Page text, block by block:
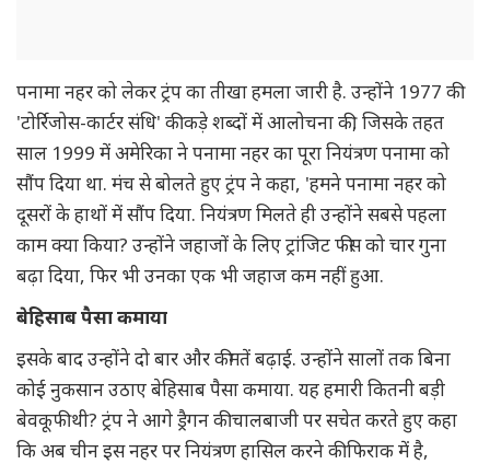
पनामा नहर को लेकर ट्रंप का तीखा हमला जारी है. उन्होंने 1977 की
'टोर्रिजोस-कार्टर संधि' की कड़े शब्दों में आलोचना की, जिसके तहत
साल 1999 में अमेरिका ने पनामा नहर का पूरा नियंत्रण पनामा को
सौंप दिया था. मंच से बोलते हुए ट्रंप ने कहा, 'हमने पनामा नहर को
दूसरों के हाथों में सौंप दिया. नियंत्रण मिलते ही उन्होंने सबसे पहला
काम क्या किया? उन्होंने जहाजों के लिए ट्रांजिट फीस को चार गुना
बढ़ा दिया, फिर भी उनका एक भी जहाज कम नहीं हुआ.
बेहिसाब पैसा कमाया
इसके बाद उन्होंने दो बार और कीमतें बढ़ाई. उन्होंने सालों तक बिना
कोई नुकसान उठाए बेहिसाब पैसा कमाया. यह हमारी कितनी बड़ी
बेवकूफी थी? ट्रंप ने आगे ड्रैगन की चालबाजी पर सचेत करते हुए कहा
कि अब चीन इस नहर पर नियंत्रण हासिल करने की फिराक में है,